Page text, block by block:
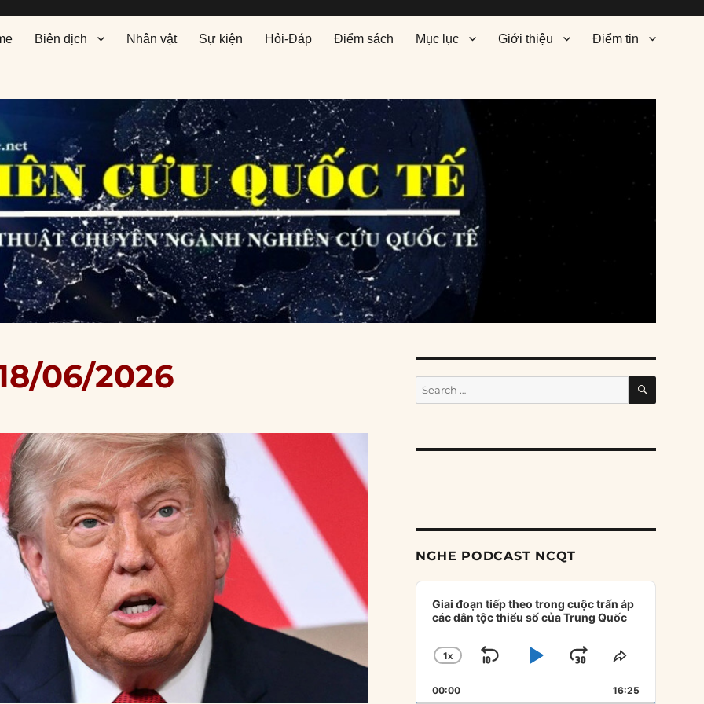
Biên dịch Nhân vật Sự kiện Hỏi-Đáp Điểm sách Mục lục Giới thiệu Điểm tin
06/2026
Search
for:
SEARCH
NGHE PODCAST NCQT
Audio
Player
Giai đoạn tiếp theo trong cuộc trấn áp
các dân tộc thiểu số của Trung Quốc
CHANGE
RATE
1X
SKIP
BACKWARD
PLAYJUMP
FORWARD
SHARE
EPISODE
00:00 16:25